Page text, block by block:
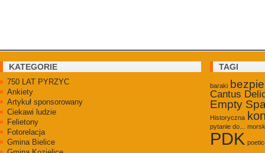
KATEGORIE
750 LAT PYRZYC
Ankiety
Artykuł sponsorowany
Ciekawi ludzie
Felietony
Fotorelacja
Gmina Bielice
TAGI
baraki
Cantus
Empty
Historyczna
pytanie do...
PDK